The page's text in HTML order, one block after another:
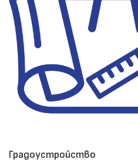
Градоустройство